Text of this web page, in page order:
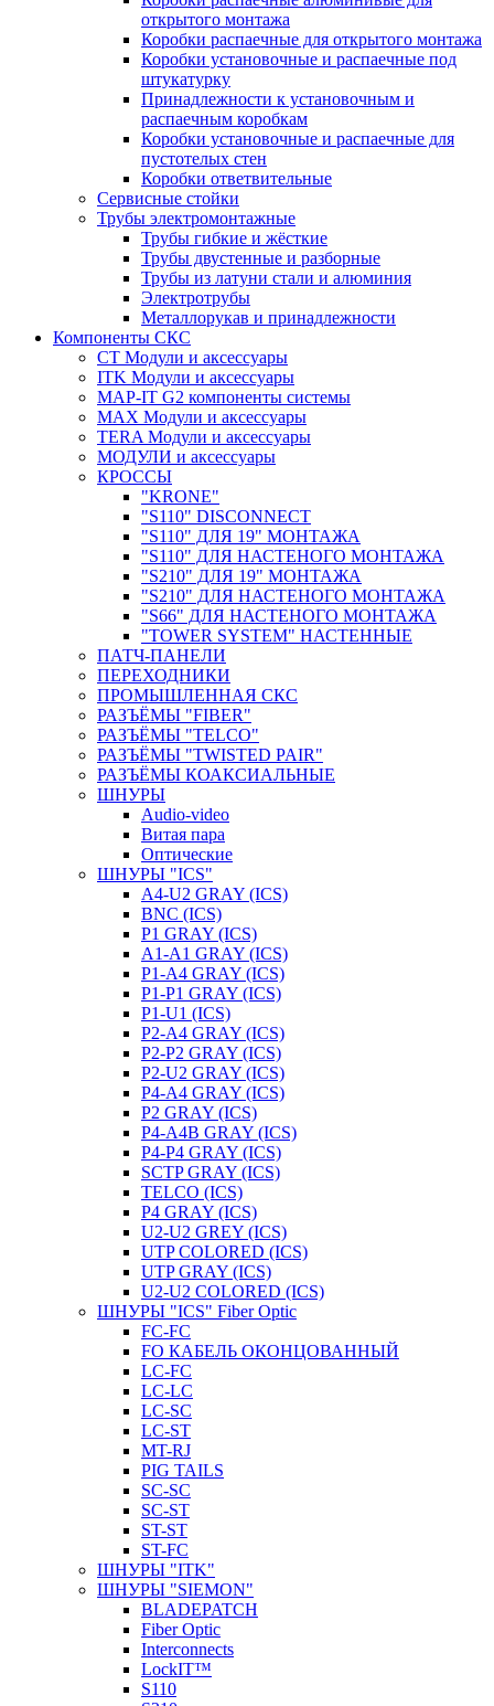
открытого монтажа
Коробки распаечные для открытого монтажа
Коробки установочные и распаечные под
штукатурку
Принадлежности к установочным и
распаечным коробкам
Коробки установочные и распаечные для
пустотелых стен
Коробки ответвительные
Сервисные стойки
Трубы электромонтажные
Трубы гибкие и жёсткие
Трубы двустенные и разборные
Трубы из латуни стали и алюминия
Электротрубы
Металлорукав и принадлежности
Компоненты СКС
CT Модули и аксессуары
ITK Модули и аксессуары
MAP-IT G2 компоненты системы
MAX Модули и аксессуары
TERA Модули и аксессуары
МОДУЛИ и аксессуары
КРОССЫ
"KRONE"
"S110" DISCONNECT
"S110" ДЛЯ 19" МОНТАЖА
"S110" ДЛЯ НАСТЕНОГО МОНТАЖА
"S210" ДЛЯ 19" МОНТАЖА
"S210" ДЛЯ НАСТЕНОГО МОНТАЖА
"S66" ДЛЯ НАСТЕНОГО МОНТАЖА
"TOWER SYSTEM" НАСТЕННЫЕ
ПАТЧ-ПАНЕЛИ
ПЕРЕХОДНИКИ
ПРОМЫШЛЕННАЯ СКС
РАЗЪЁМЫ "FIBER"
РАЗЪЁМЫ "TELCO"
РАЗЪЁМЫ "TWISTED PAIR"
РАЗЪЁМЫ КОАКСИАЛЬНЫЕ
ШНУРЫ
Audio-video
Витая пара
Оптические
ШНУРЫ "ICS"
A4-U2 GRAY (ICS)
BNC (ICS)
P1 GRAY (ICS)
A1-A1 GRAY (ICS)
P1-A4 GRAY (ICS)
P1-P1 GRAY (ICS)
P1-U1 (ICS)
P2-A4 GRAY (ICS)
P2-P2 GRAY (ICS)
P2-U2 GRAY (ICS)
P4-A4 GRAY (ICS)
P2 GRAY (ICS)
P4-A4B GRAY (ICS)
P4-P4 GRAY (ICS)
SCTP GRAY (ICS)
TELCO (ICS)
P4 GRAY (ICS)
U2-U2 GREY (ICS)
UTP COLORED (ICS)
UTP GRAY (ICS)
U2-U2 COLORED (ICS)
ШНУРЫ "ICS" Fiber Optic
FC-FC
FO КАБЕЛЬ ОКОНЦОВАННЫЙ
LC-FC
LC-LC
LC-SC
LС-ST
MT-RJ
PIG TAILS
SC-SC
SC-ST
ST-ST
ST-FC
ШНУРЫ "ITK"
ШНУРЫ "SIEMON"
BLADEPATCH
Fiber Optic
Interconnects
LockIT™
S110